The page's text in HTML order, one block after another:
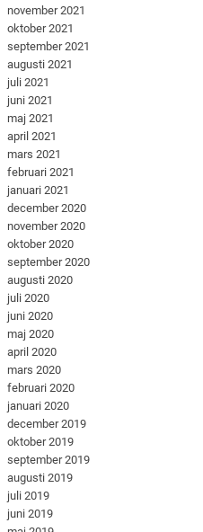
november 2021
oktober 2021
september 2021
augusti 2021
juli 2021
juni 2021
maj 2021
april 2021
mars 2021
februari 2021
januari 2021
december 2020
november 2020
oktober 2020
september 2020
augusti 2020
juli 2020
juni 2020
maj 2020
april 2020
mars 2020
februari 2020
januari 2020
december 2019
oktober 2019
september 2019
augusti 2019
juli 2019
juni 2019